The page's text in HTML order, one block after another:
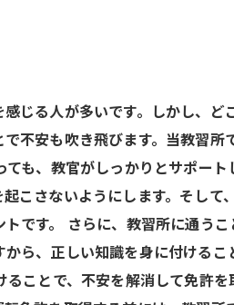
じる人が多いです。しかし、
不安も吹き飛びます。当教習
も、教官がしっかりとサポー
こさないようにします。そし
です。 さらに、教習所に通う
ら、正しい知識を身に付ける
ことで、不安を解消して免許